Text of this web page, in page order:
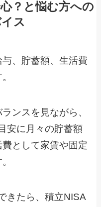
？と悩む方への
ス
、貯蓄額、生活費
ンスを見ながら、
安に月々の貯蓄額
として家賃や固定
きたら、積立NISA